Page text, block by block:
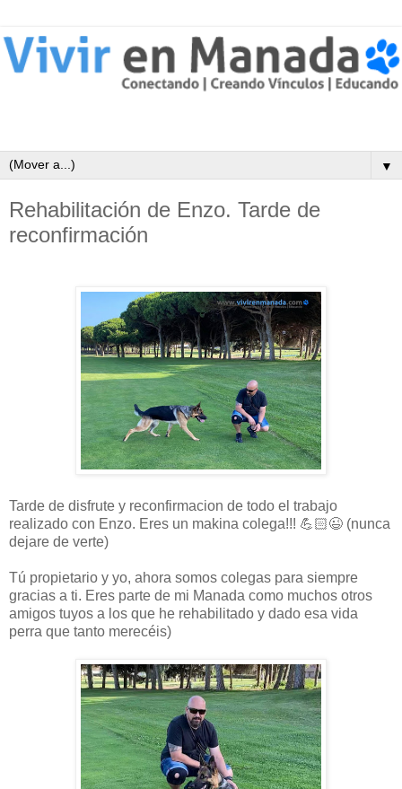
▼
Rehabilitación de Enzo. Tarde de
reconfirmación
Tarde de disfrute y reconfirmacion de todo el trabajo
realizado con Enzo. Eres un makina colega!!! 💪🏻😉 (nunca
dejare de verte)
Tú propietario y yo, ahora somos colegas para siempre
gracias a ti. Eres parte de mi Manada como muchos otros
amigos tuyos a los que he rehabilitado y dado esa vida
perra que tanto merecéis)